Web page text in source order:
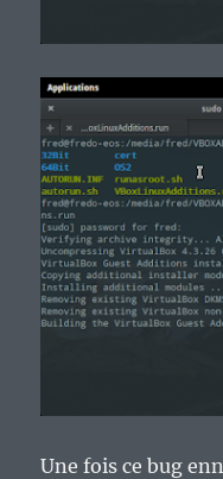
Une fois ce bug